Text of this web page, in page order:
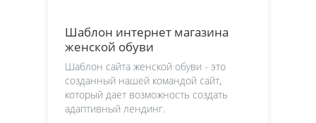
Шаблон интернет магазина
женской обуви
Шаблон сайта женской обуви - это
созданный нашей командой сайт,
который дает возможность создать
адаптивный лендинг.